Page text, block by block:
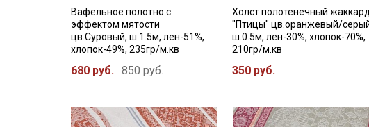
Вафельное полотно с
эффектом мятости
цв.Суровый, ш.1.5м, лен-51%,
хлопок-49%, 235гр/м.кв
680 руб. 850 руб.
Холст полотенечный жаккард
"Птицы" цв.оранжевый/
ш.0.5м, лен-30%, хлопок-70%,
210гр/м.кв
350 руб.